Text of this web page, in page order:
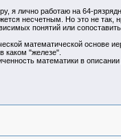
я лично работаю на 64-
несчетным. Но это не так,
понятий или
математической основе
каком "железе".
математики в